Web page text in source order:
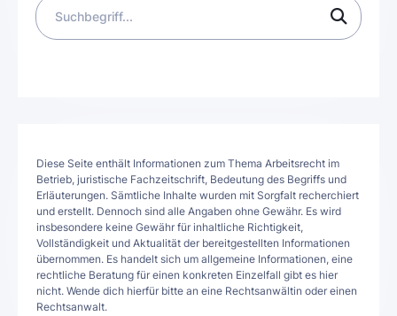
Diese Seite enthält Informationen zum Thema Arbeitsrecht im
Betrieb, juristische Fachzeitschrift, Bedeutung des Begriffs und
Erläuterungen. Sämtliche Inhalte wurden mit Sorgfalt recherchiert
und erstellt. Dennoch sind alle Angaben ohne Gewähr. Es wird
insbesondere keine Gewähr für inhaltliche Richtigkeit,
Vollständigkeit und Aktualität der bereitgestellten Informationen
übernommen. Es handelt sich um allgemeine Informationen, eine
rechtliche Beratung für einen konkreten Einzelfall gibt es hier
nicht. Wende dich hierfür bitte an eine Rechtsanwältin oder einen
Rechtsanwalt.